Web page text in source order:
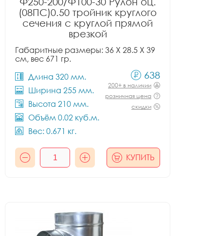
(08ПС)0.50 тройник круглого
сечения с круглой прямой
врезкой
Габаритные размеры: 36 X 28.5 X 39
см, вес 671 гр.
Длина 320 мм.
Ширина 255 мм.
Высота 210 мм.
Объём 0.02 куб.м.
Вес: 0.671 кг.
638
200+ в наличии
розничная цена
скидки
КУПИТЬ